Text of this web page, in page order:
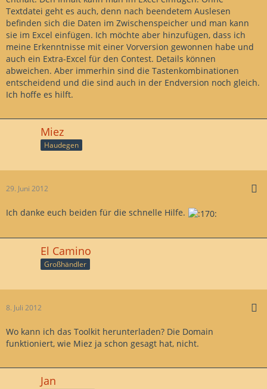
Textdatei geht es auch, denn nach beendetem Auslesen
befinden sich die Daten im Zwischenspeicher und man kann
sie im Excel einfügen. Ich möchte aber hinzufügen, dass ich
meine Erkenntnisse mit einer Vorversion gewonnen habe und
auch ein Extra-Excel für den Contest. Details können
abweichen. Aber immerhin sind die Tastenkombinationen
entscheidend und die sind auch in der Endversion noch gleich.
Ich hoffe es hilft.
Miez
Haudegen
29. Juni 2012
Ich danke euch beiden für die schnelle Hilfe.
El Camino
Großhändler
8. Juli 2012
Wo kann ich das Toolkit herunterladen? Die Domain
funktioniert, wie Miez ja schon gesagt hat, nicht.
Jan